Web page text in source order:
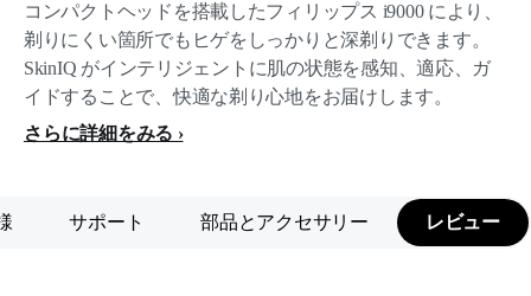
コンパクトヘッドを搭載したフィリップス i9000 により、
剃りにくい箇所でもヒゲをしっかりと深剃りできます。
SkinIQ がインテリジェントに肌の状態を感知、適応、ガ
イドすることで、快適な剃り心地をお届けします。
さらに詳細をみる
サポート 部品とアクセサリー レビュー